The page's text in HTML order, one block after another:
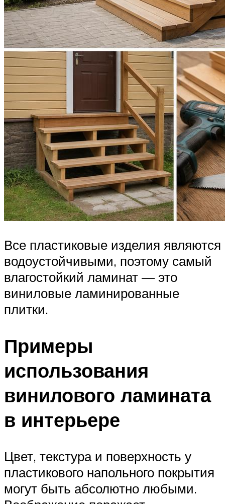
Все пластиковые изделия являются
водоустойчивыми, поэтому самый
влагостойкий ламинат — это
виниловые ламинированные
плитки.
Примеры
использования
винилового ламината
в интерьере
Цвет, текстура и поверхность у
пластикового напольного покрытия
могут быть абсолютно любыми.